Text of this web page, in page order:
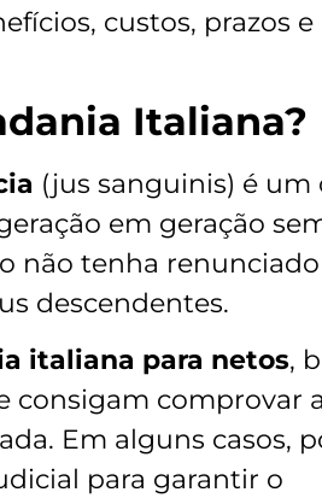
custos, prazos e
Italiana?
(jus sanguinis) é um
em geração
não tenha renunciado
descendentes.
italiana para netos,
consigam comprovar a
Em alguns casos,
para garantir o